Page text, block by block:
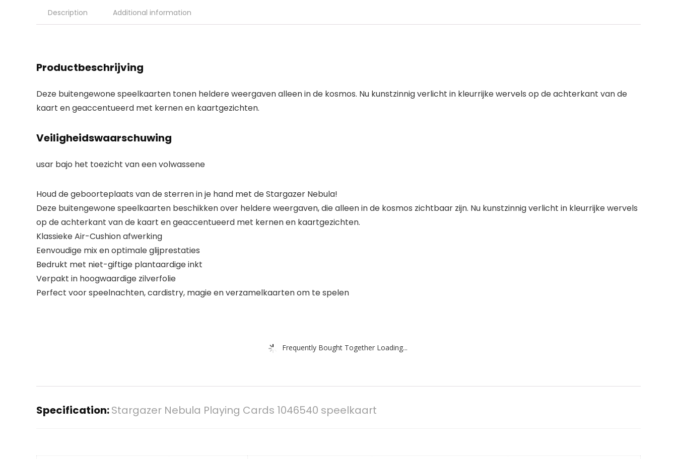
Description Additional information
Productbeschrijving
Deze buitengewone speelkaarten tonen heldere weergaven alleen in de kosmos. Nu kunstzinnig verlicht in kleurrijke wervels op de achterkant van de
kaart en geaccentueerd met kernen en kaartgezichten.
Veiligheidswaarschuwing
usar bajo het toezicht van een volwassene
Houd de geboorteplaats van de sterren in je hand met de Stargazer Nebula!
Deze buitengewone speelkaarten beschikken over heldere weergaven, die alleen in de kosmos zichtbaar zijn. Nu kunstzinnig verlicht in kleurrijke wervels
op de achterkant van de kaart en geaccentueerd met kernen en kaartgezichten.
Klassieke Air-Cushion afwerking
Eenvoudige mix en optimale glijprestaties
Bedrukt met niet-giftige plantaardige inkt
Verpakt in hoogwaardige zilverfolie
Perfect voor speelnachten, cardistry, magie en verzamelkaarten om te spelen
Frequently Bought Together Loading...
Specification:Stargazer Nebula Playing Cards 1046540 speelkaart